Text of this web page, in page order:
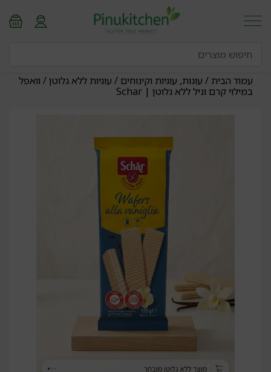
עמוד הבית / עוגות, עוגיות וקינוחים / עוגיות ללא גלוטן/ וואפל
במילוי קרם וניל ללא גלוטן | Schar